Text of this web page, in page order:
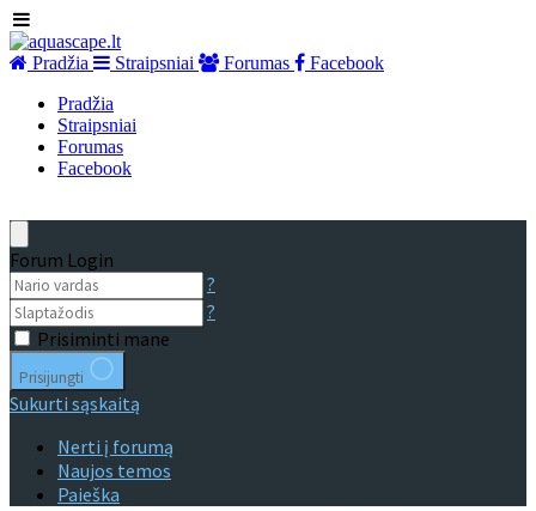
Pradžia Straipsniai Forumas
Facebook
Pradžia
Straipsniai
Forumas
Facebook
Forum Login
?
?
Prisiminti mane
Prisijungti
Sukurti sąskaitą
Nerti į forumą
Naujos temos
Paieška